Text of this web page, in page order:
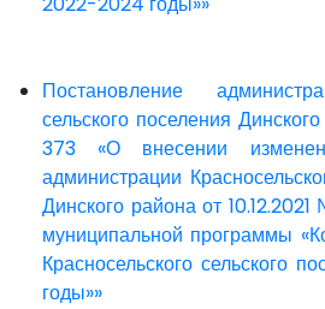
Постановление
сельского поселения
373 «О внесении
администрации
Динского района от
муниципальной программы
Красносельского сельского
годы»»